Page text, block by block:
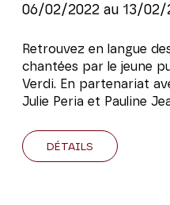
06/02/2022au 13/02/
Retrouvez en langue
chantées par le jeune
Verdi. En partenariat
Julie Peria et Pauline
DÉTAILS